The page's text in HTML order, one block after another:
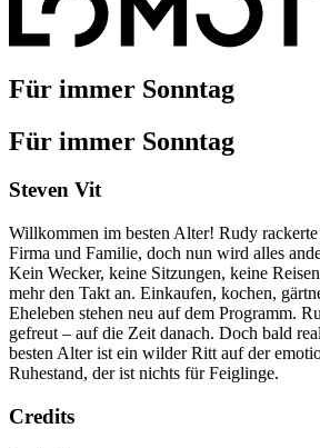
Für immer Sonntag
Für immer Sonntag
Steven Vit
Willkommen im besten Alter! Rudy
Firma und Familie, doch nun wird alles
Kein Wecker, keine Sitzungen, keine
mehr den Takt an. Einkaufen, kochen,
Eheleben stehen neu auf dem Programm.
gefreut – auf die Zeit danach. Doch bald
besten Alter ist ein wilder Ritt auf der
Ruhestand, der ist nichts für Feiglinge.
Credits